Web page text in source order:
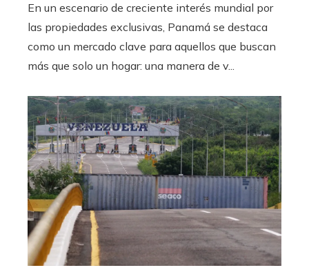
En un escenario de creciente interés mundial por
las propiedades exclusivas, Panamá se destaca
como un mercado clave para aquellos que buscan
más que solo un hogar: una manera de v...